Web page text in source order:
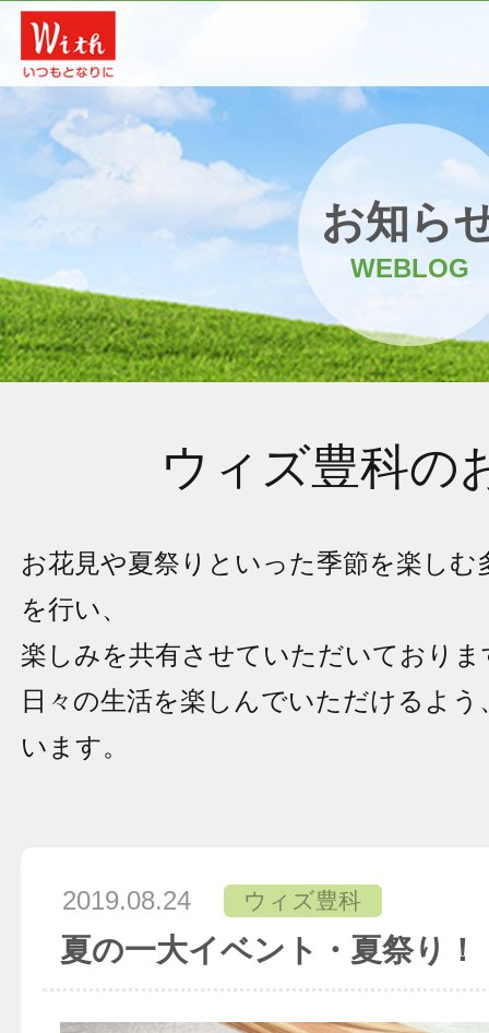
お知ら
WEBLOG
ウィズ豊科の
お花見や夏祭りといった季節を楽し
を行い、
楽しみを共有させていただいておりま
日々の生活を楽しんでいただけるよ
います。
2019.08.24 ウィズ豊科
夏の一大イベント・夏祭り！